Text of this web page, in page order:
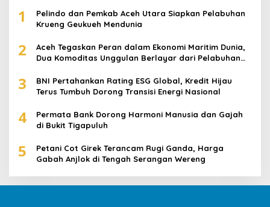
1
Pelindo dan Pemkab Aceh Utara Siapkan Pelabuhan
Krueng Geukueh Mendunia
2
Aceh Tegaskan Peran dalam Ekonomi Maritim Dunia,
Dua Komoditas Unggulan Berlayar dari Pelabuhan
3
BNI Pertahankan Rating ESG Global, Kredit Hijau
Terus Tumbuh Dorong Transisi Energi Nasional
4
Permata Bank Dorong Harmoni Manusia dan Gajah
di Bukit Tigapuluh
5
Petani Cot Girek Terancam Rugi Ganda, Harga
Gabah Anjlok di Tengah Serangan Wereng